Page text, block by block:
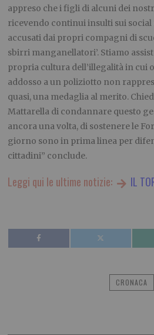
appreso che i figli di alcuni dei
ricevendo continui insulti sui
accusati dai propri compagni di
sbirri manganellatori’. Stiamo
propria cultura dell’illegalità in cui
addosso a un poliziotto non
quasi, una medaglia al merito.
Mattarella di condannare questo
ancora una volta, di sostenere le
giorno sono in prima linea per
cittadini” conclude.
Leggi qui le ultime notizie: IL
CRONACA